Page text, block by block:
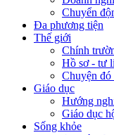
Chuyển
Đa phương tiện
Thế giới
Chính
Hồ sơ - tư
Chuyện đó
Giáo dục
Hướng
Giáo dục
Sống khỏe